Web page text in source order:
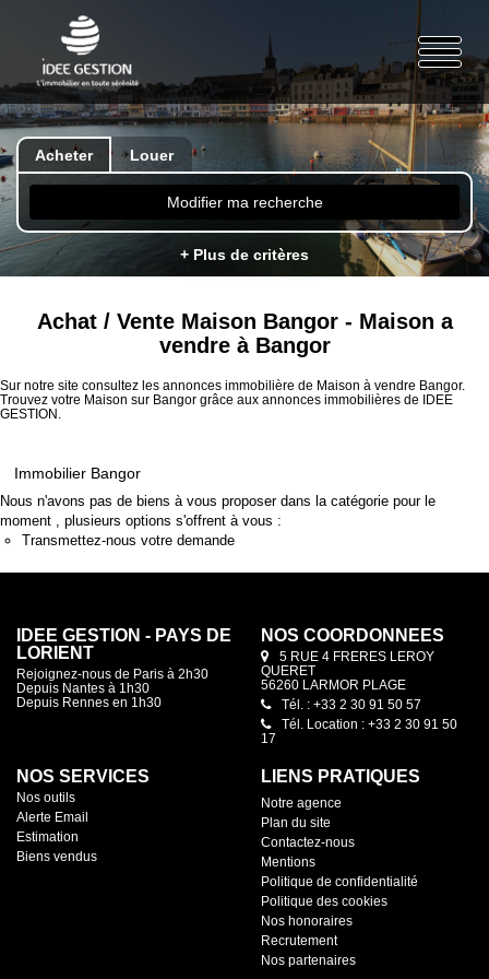
Acheter Louer
Modifier ma recherche
+ Plus de critères
Achat / Vente Maison Bangor - Maison a
vendre à Bangor
Sur notre site consultez les annonces immobilière de Maison à vendre Bangor.
Trouvez votre Maison sur Bangor grâce aux annonces immobilières de IDEE
GESTION.
Immobilier Bangor
Nous n'avons pas de biens à vous proposer dans la catégorie pour le
moment , plusieurs options s'offrent à vous :
Transmettez-nous votre demande
IDEE GESTION - PAYS DE
LORIENT
Rejoignez-nous de Paris à 2h30
Depuis Nantes à 1h30
Depuis Rennes en 1h30
NOS COORDONNÉES
5 RUE 4 FRERES LEROY
QUERET
56260 LARMOR PLAGE
Tél. : +33 2 30 91 50 57
Tél. Location : +33 2 30 91 50
17
NOS SERVICES
Nos outils
Alerte Email
Estimation
Biens vendus
LIENS PRATIQUES
Notre agence
Plan du site
Contactez-nous
Mentions
Politique de confidentialité
Politique des cookies
Nos honoraires
Recrutement
Nos partenaires